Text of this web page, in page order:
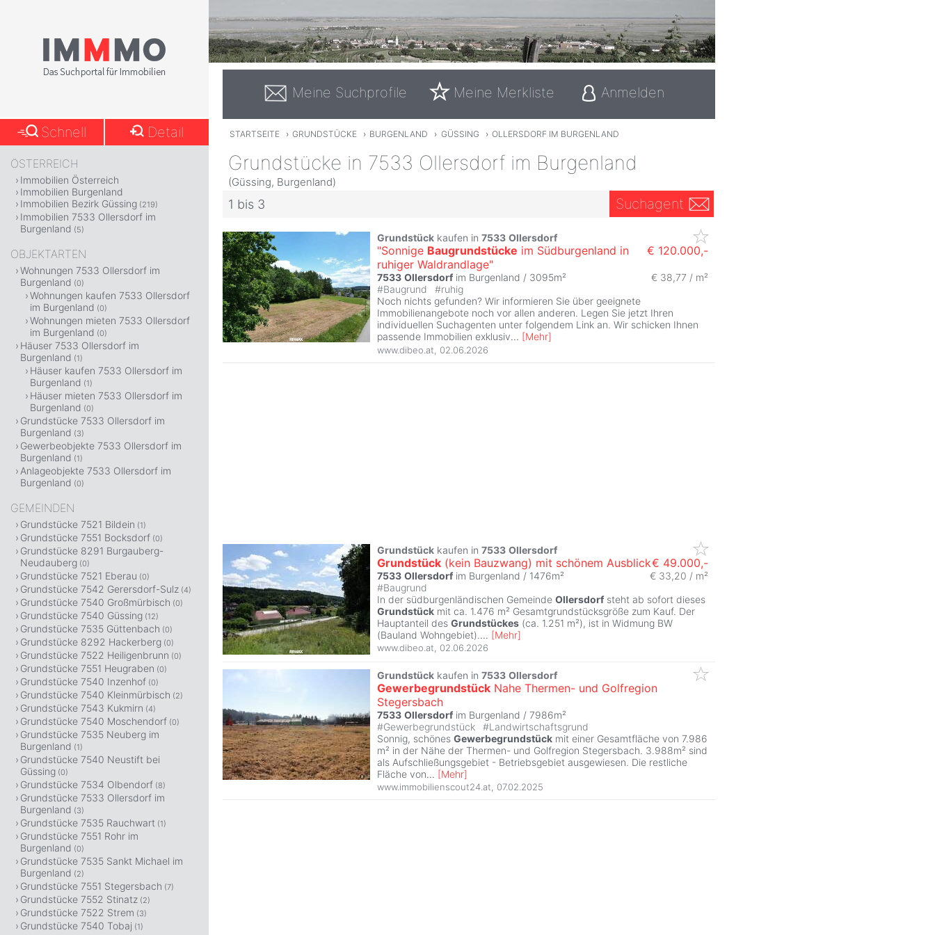
Meine Suchprofile Meine Merkliste Anmelden
STARTSEITE › GRUNDSTÜCKE › BURGENLAND › GÜSSING › OLLERSDORF IM BURGENLAND
Grundstücke in 7533 Ollersdorf im Burgenland
(Güssing, Burgenland)
1 bis 3 Suchagent
Grundstück kaufen in 7533 Ollersdorf
"Sonnige Baugrundstücke im Südburgenland in
ruhiger Waldrandlage"
€ 120.000,-
7533 Ollersdorf im Burgenland / 3095m²
€ 38,77 / m²
#Baugrund #ruhig
Noch nichts gefunden? Wir informieren Sie über geeignete
Immobilienangebote noch vor allen anderen. Legen Sie jetzt Ihren
individuellen Suchagenten unter folgendem Link an. Wir schicken Ihnen
passende Immobilien exklusiv... [Mehr]
www.dibeo.at 02.06.2026
Grundstück kaufen in 7533 Ollersdorf
Grundstück (kein Bauzwang) mit schönem Ausblick€ 49.000,-
7533 Ollersdorf im Burgenland / 1476m²
€ 33,20 / m²
#Baugrund
In der südburgenländischen Gemeinde Ollersdorf steht ab sofort dieses
Grundstück mit ca. 1.476 m² Gesamtgrundstücksgröße zum Kauf. Der
Hauptanteil des Grundstückes (ca. 1.251 m²), ist in Widmung BW
(Bauland Wohngebiet).... [Mehr]
www.dibeo.at, 02.06.2026
Grundstück kaufen in 7533 Ollersdorf
Gewerbegrundstück Nahe Thermen- und Golfregion
Stegersbach
7533 Ollersdorf im Burgenland / 7986m²
#Gewerbegrundstück #Landwirtschaftsgrund
Sonnig, schönes Gewerbegrundstück mit einer Gesamtfläche von 7.986
m² in der Nähe der Thermen- und Golfregion Stegersbach. 3.988m² sind
als Aufschließungsgebiet - Betriebsgebiet ausgewiesen. Die restliche
Fläche von... [Mehr]
www.immobilienscout24.at, 07.02.2025
Schnell Detail
ÖSTERREICH
Immobilien Österreich
Immobilien Burgenland
Immobilien Bezirk Güssing (219)
Immobilien 7533 Ollersdorf im
Burgenland (5)
OBJEKTARTEN
Wohnungen 7533 Ollersdorf im
Burgenland (0)
Wohnungen kaufen 7533 Ollersdorf
im Burgenland (0)
Wohnungen mieten 7533 Ollersdorf
im Burgenland (0)
Häuser 7533 Ollersdorf im
Burgenland (1)
Häuser kaufen 7533 Ollersdorf im
Burgenland (1)
Häuser mieten 7533 Ollersdorf im
Burgenland (0)
Grundstücke 7533 Ollersdorf im
Burgenland (3)
Gewerbeobjekte 7533 Ollersdorf im
Burgenland (1)
Anlageobjekte 7533 Ollersdorf im
Burgenland (0)
GEMEINDEN
Grundstücke 7521 Bildein (1)
Grundstücke 7551 Bocksdorf (0)
Grundstücke 8291 Burgauberg-
Neudauberg (0)
Grundstücke 7521 Eberau (0)
Grundstücke 7542 Gerersdorf-Sulz (4)
Grundstücke 7540 Großmürbisch (0)
Grundstücke 7540 Güssing (12)
Grundstücke 7535 Güttenbach (0)
Grundstücke 8292 Hackerberg (0)
Grundstücke 7522 Heiligenbrunn (0)
Grundstücke 7551 Heugraben (0)
Grundstücke 7540 Inzenhof (0)
Grundstücke 7540 Kleinmürbisch (2)
Grundstücke 7543 Kukmirn (4)
Grundstücke 7540 Moschendorf (0)
Grundstücke 7535 Neuberg im
Burgenland (1)
Grundstücke 7540 Neustift bei
Güssing (0)
Grundstücke 7534 Olbendorf (8)
Grundstücke 7533 Ollersdorf im
Burgenland (3)
Grundstücke 7535 Rauchwart (1)
Grundstücke 7551 Rohr im
Burgenland (0)
Grundstücke 7535 Sankt Michael im
Burgenland (2)
Grundstücke 7551 Stegersbach (7)
Grundstücke 7552 Stinatz (2)
Grundstücke 7522 Strem (3)
Grundstücke 7540 Tobaj (1)